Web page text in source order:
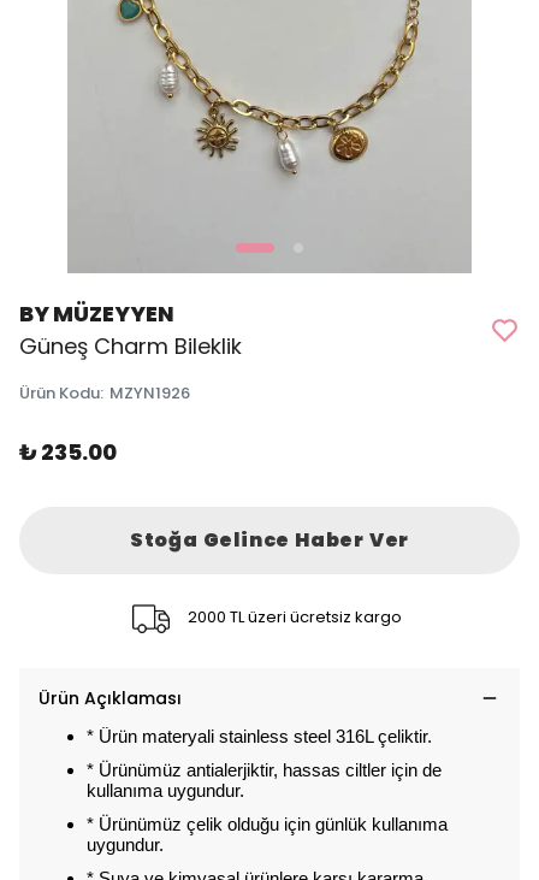
BY MÜZEYYEN
Güneş Charm Bileklik
Ürün Kodu: MZYN1926
₺ 235.00
Stoğa Gelince Haber Ver
2000 TL üzeri ücretsiz kargo
Ürün Açıklaması
* Ürün materyali stainless steel 316L çeliktir.
* Ürünümüz antialerjiktir, hassas ciltler için de
kullanıma uygundur.
* Ürünümüz çelik olduğu için günlük kullanıma
uygundur.